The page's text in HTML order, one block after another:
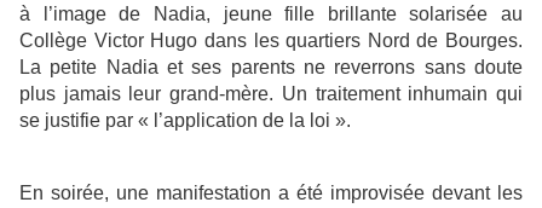
à l’image de Nadia, jeune fille brillante solarisée au
Collège Victor Hugo dans les quartiers Nord de Bourges.
La petite Nadia et ses parents ne reverrons sans doute
plus jamais leur grand-mère. Un traitement inhumain qui
se justifie par « l’application de la loi ».
En soirée, une manifestation a été improvisée devant les